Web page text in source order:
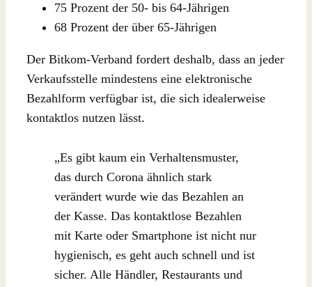
75 Prozent der 50- bis 64-Jährigen
68 Prozent der über 65-Jährigen
Der Bitkom-Verband fordert deshalb, dass an jeder
Verkaufsstelle mindestens eine elektronische
Bezahlform verfügbar ist, die sich idealerweise
kontaktlos nutzen lässt.
„Es gibt kaum ein Verhaltensmuster,
das durch Corona ähnlich stark
verändert wurde wie das Bezahlen an
der Kasse. Das kontaktlose Bezahlen
mit Karte oder Smartphone ist nicht nur
hygienisch, es geht auch schnell und ist
sicher. Alle Händler, Restaurants und